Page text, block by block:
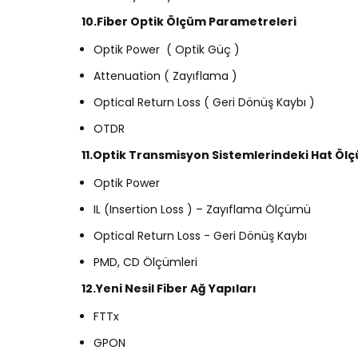
10.Fiber Optik Ölçüm Parametreleri
Optik Power ( Optik Güç )
Attenuation ( Zayıflama )
Optical Return Loss ( Geri Dönüş Kaybı )
OTDR
11.Optik Transmisyon Sistemlerindeki Hat
Optik Power
IL (Insertion Loss ) – Zayıflama Ölçümü
Optical Return Loss - Geri Dönüş Kaybı
PMD, CD Ölçümleri
12.Yeni Nesil Fiber Ağ Yapıları
FTTx
GPON